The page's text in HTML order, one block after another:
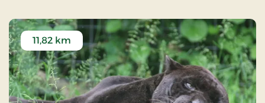
11,82 km